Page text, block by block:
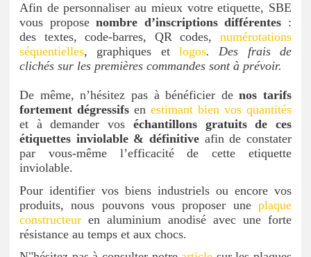
Afin de personnaliser au mieux votre etiquette, SBE
vous proposenombre d’inscriptions différentes :
des textes, code-barres, QR codes, numérotations
séquentielles, graphiques et logos. Des frais de
clichés sur les premières commandes sont à prévoir.
De même, n’hésitez pas à bénéficier denos tarifs
fortement dégressifs en estimant bien vos quantités
et à demander vos échantillons gratuits de ces
étiquettes inviolable & définitive afin de constater
par vous-même l’efficacité de cette etiquette
inviolable.
Pour identifier vos biens industriels ou encore vos
produits, nous pouvons vous proposer une plaque
constructeur en aluminium anodisé avec une forte
résistance au temps et aux chocs.